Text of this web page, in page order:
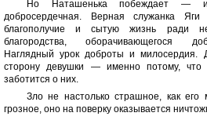
Но Наташенька побеждает —
добросердечная. Верная служанка Яги
благополучие и сытую жизнь ради
благородства, оборачивающегося
Наглядный урок доброты и милосердия.
сторону девушки — именно потому,
заботится о них.
Зло не настолько страшное, как
грозное, оно на поверку оказывается